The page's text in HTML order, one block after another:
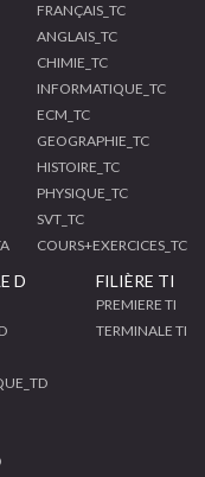
FRANÇAIS_TC
ANGLAIS_TC
CHIMIE_TC
INFORMATIQUE_TC
ECM_TC
GEOGRAPHIE_TC
HISTOIRE_TC
PHYSIQUE_TC
SVT_TC
COURS+EXERCICES_TC
D FILIÈRE TI
PREMIERE TI
TERMINALE TI